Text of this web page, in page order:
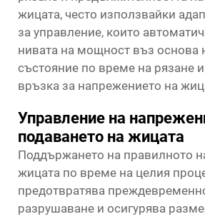
жицата, често използвайки
за управление, които
нивата на мощност въз основа
състояние по време на рязане
връзка за напрежението на
Управление на
подаването на жицата
Поддържането на правилното
жицата по време на целия
предотвратява
разрушаване и осигурява